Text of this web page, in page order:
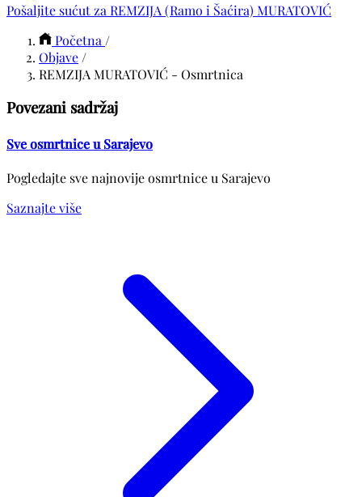
Pošaljite sućut za REMZIJA (Ramo i Šaćira) MURATOVIĆ
Početna /
Objave /
REMZIJA MURATOVIĆ - Osmrtnica
Povezani sadržaj
Sve osmrtnice u Sarajevo
Pogledajte sve najnovije osmrtnice u Sarajevo
Saznajte više